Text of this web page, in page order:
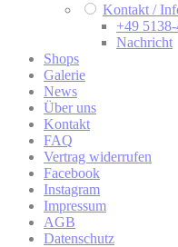
Kontakt /
+49
Nachricht
Shops
Galerie
News
Über uns
Kontakt
FAQ
Vertrag widerrufen
Facebook
Instagram
Impressum
AGB
Datenschutz